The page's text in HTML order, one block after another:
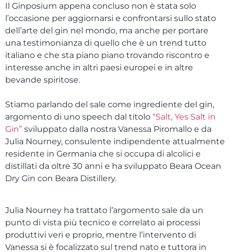
Il Ginposium appena concluso non è stata solo
l’occasione per aggiornarsi e confrontarsi sullo stato
dell’arte del gin nel mondo, ma anche per portare
una testimonianza di quello che è un trend tutto
italiano e che sta piano piano trovando riscontro e
interesse anche in altri paesi europei e in altre
bevande spiritose.
Stiamo parlando del sale come ingrediente del gin,
argomento di uno speech dal titolo “Salt, Yes Salt in
Gin” sviluppato dalla nostra Vanessa Piromallo e da
Julia Nourney, consulente indipendente attualmente
residente in Germania che si occupa di alcolici e
distillati da oltre 30 anni e ha sviluppato Beara Ocean
Dry Gin con Beara Distillery.
Julia Nourney ha trattato l’argomento sale da un
punto di vista più tecnico e correlato ai processi
produttivi veri e proprio, mentre l’intervento di
Vanessa si è focalizzato sul trend nato e tuttora in